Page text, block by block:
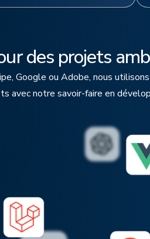
des projets
Google ou Adobe, nous
avec notre savoir-faire en